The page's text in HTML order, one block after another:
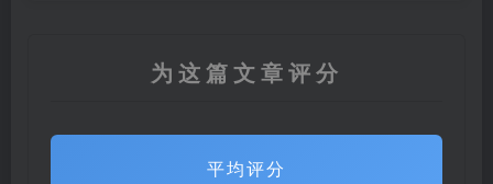
为这篇文章评分
平均评分